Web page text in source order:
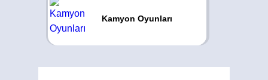
Kamyon Oyunları